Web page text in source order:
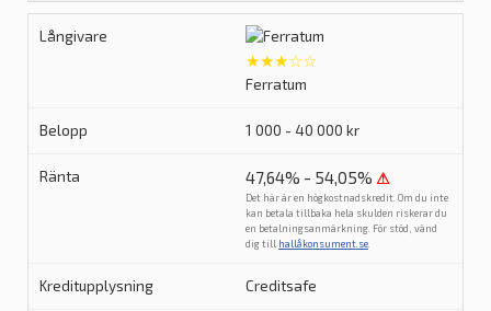
★★★☆☆
Ferratum
1 000 - 40 000 kr
47,64% - 54,05% ⚠
Det här är en högkostnadskredit. Om du inte
kan betala tillbaka hela skulden riskerar du
en betalningsanmärkning. För stöd, vänd
dig till hallåkonsument.se
Creditsafe